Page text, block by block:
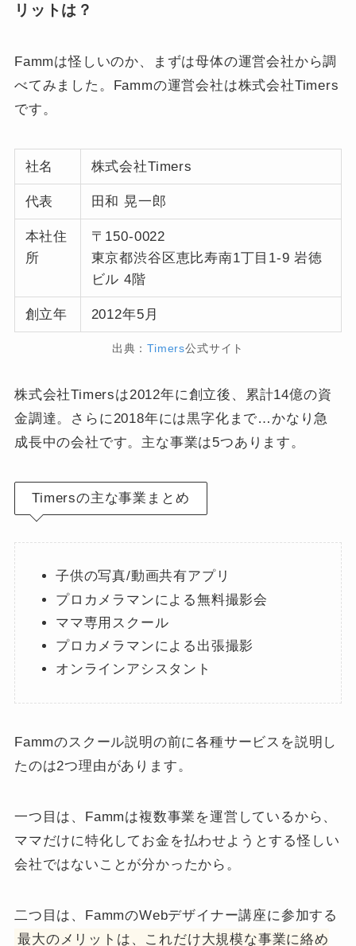
リットは？
Fammは怪しいのか、まずは母体の運営会社から調
べてみました。Fammの運営会社は株式会社Timers
です。
社名 株式会社Timers
代表 田和 晃一郎
本社住
所
〒150-0022
東京都渋谷区恵比寿南1丁目1-9 岩徳
ビル 4階
創立年 2012年5月
出典：Timers公式サイト
株式会社Timersは2012年に創立後、累計14億の資
金調達。さらに2018年には黒字化まで…かなり急
成長中の会社です。主な事業は5つあります。
Timersの主な事業まとめ
子供の写真/動画共有アプリ
プロカメラマンによる無料撮影会
ママ専用スクール
プロカメラマンによる出張撮影
オンラインアシスタント
Fammのスクール説明の前に各種サービスを説明し
たのは2つ理由があります。
一つ目は、Fammは複数事業を運営しているから、
ママだけに特化してお金を払わせようとする怪しい
会社ではないことが分かったから。
二つ目は、FammのWebデザイナー講座に参加する
最大のメリットは、これだけ大規模な事業に絡め